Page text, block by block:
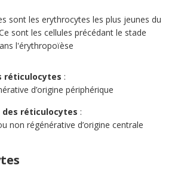
sont les erythrocytes les plus jeunes du
sont les cellules précédant le stade
l'érythropoïèse
réticulocytes :
d’origine périphérique
réticulocytes :
non régénérative d’origine centrale